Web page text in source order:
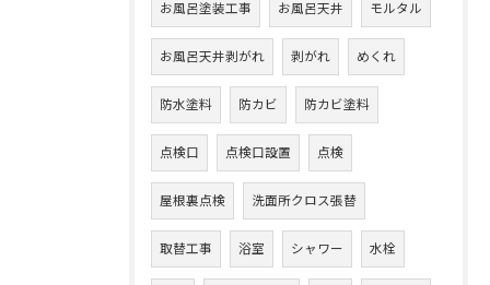
お風呂塗装工事 お風呂天井 モルタル
お風呂天井剥がれ 剥がれ めくれ
防水塗料 防カビ 防カビ塗料
点検口 点検口設置 点検
屋根裏点検 洗面所クロス張替
取替工事 浴室 シャワー 水栓